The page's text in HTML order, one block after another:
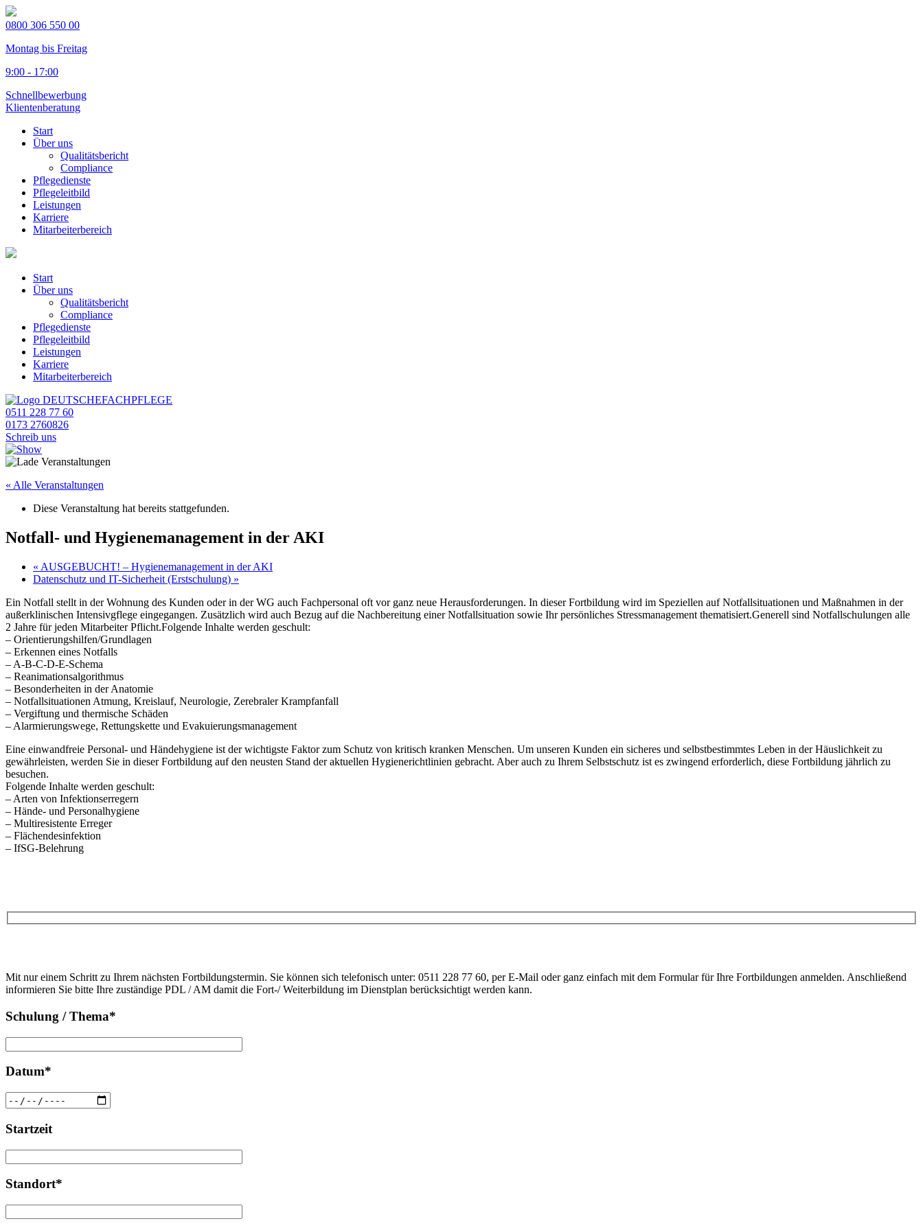
0800 306 550 00
Montag bis Freitag
9:00 - 17:00
Schnellbewerbung
Klientenberatung
Start
Über uns
Qualitätsbericht
Compliance
Pflegedienste
Pflegeleitbild
Leistungen
Karriere
Mitarbeiterbereich
Start
Über uns
Qualitätsbericht
Compliance
Pflegedienste
Pflegeleitbild
Leistungen
Karriere
Mitarbeiterbereich
0511 228 77 60
0173 2760826
Schreib uns
« Alle Veranstaltungen
Diese Veranstaltung hat bereits stattgefunden.
Notfall- und Hygienemanagement in der AKI
« AUSGEBUCHT! – Hygienemanagement in der AKI
Datenschutz und IT-Sicherheit (Erstschulung) »
Ein Notfall stellt in der Wohnung des Kunden oder in der WG auch Fachpersonal oft vor ganz neue Herausforderungen. In dieser Fortbildung wird im Speziellen auf Notfallsituationen und Maßnahmen in der
außerklinischen Intensivgflege eingegangen. Zusätzlich wird auch Bezug auf die Nachbereitung einer Notfallsituation sowie Ihr persönliches Stressmanagement thematisiert.Generell sind Notfallschulungen alle
2 Jahre für jeden Mitarbeiter Pflicht.Folgende Inhalte werden geschult:
– Orientierungshilfen/Grundlagen
– Erkennen eines Notfalls
– A-B-C-D-E-Schema
– Reanimationsalgorithmus
– Besonderheiten in der Anatomie
– Notfallsituationen Atmung, Kreislauf, Neurologie, Zerebraler Krampfanfall
– Vergiftung und thermische Schäden
– Alarmierungswege, Rettungskette und Evakuierungsmanagement
Eine einwandfreie Personal- und Händehygiene ist der wichtigste Faktor zum Schutz von kritisch kranken Menschen. Um unseren Kunden ein sicheres und selbstbestimmtes Leben in der Häuslichkeit zu
gewährleisten, werden Sie in dieser Fortbildung auf den neusten Stand der aktuellen Hygienerichtlinien gebracht. Aber auch zu Ihrem Selbstschutz ist es zwingend erforderlich, diese Fortbildung jährlich zu
besuchen.
Folgende Inhalte werden geschult:
– Arten von Infektionserregern
– Hände- und Personalhygiene
– Multiresistente Erreger
– Flächendesinfektion
– IfSG-Belehrung
Feld
leer.
lasse
dieses
leer.
Mit nur einem Schritt zu Ihrem nächsten Fortbildungstermin. Sie können sich telefonisch unter: 0511 228 77 60, per E-Mail oder ganz einfach mit dem Formular für Ihre Fortbildungen anmelden. Anschließend
informieren Sie bitte Ihre zuständige PDL / AM damit die Fort-/ Weiterbildung im Dienstplan berücksichtigt werden kann.
Schulung / Thema*
Datum*
Startzeit
Standort*